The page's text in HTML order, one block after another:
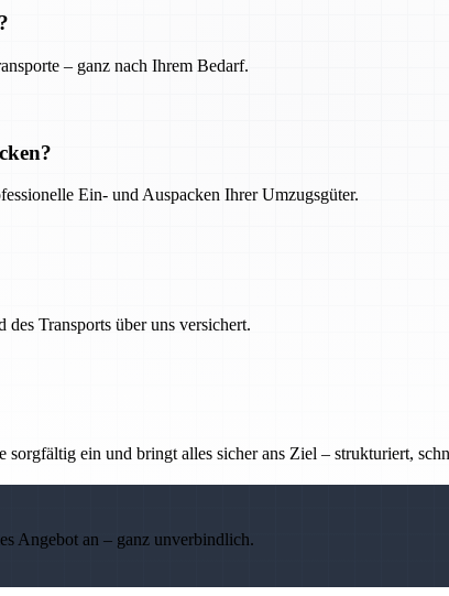
– ganz nach Ihrem Bedarf.
Ein- und Auspacken Ihrer Umzugsgüter.
Transports über uns versichert.
ein und bringt alles sicher ans Ziel – strukturiert,
Angebot an – ganz unverbindlich.